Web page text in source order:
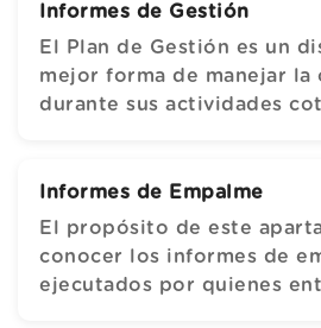
Informes de Gestión
El Plan de Gestión es un
mejor forma de manejar la
durante sus actividades
diversos componentes de
Informes de Empalme
El propósito de este
conocer los informes de
ejecutados por quienes